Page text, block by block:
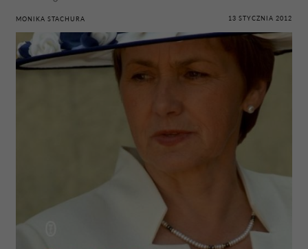
MONIKA STACHURA 13 STYCZNIA 2012